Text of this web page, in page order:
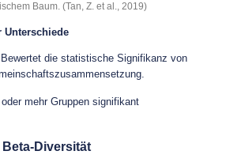
Baum. (Tan, Z. et al., 2019)
Unterschiede
die statistische Signifikanz von
mehr Gruppen signifikant
Diversität